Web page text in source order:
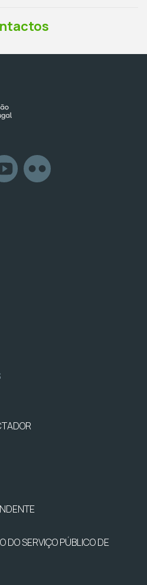
DO SERVIÇO PÚBLICO DE